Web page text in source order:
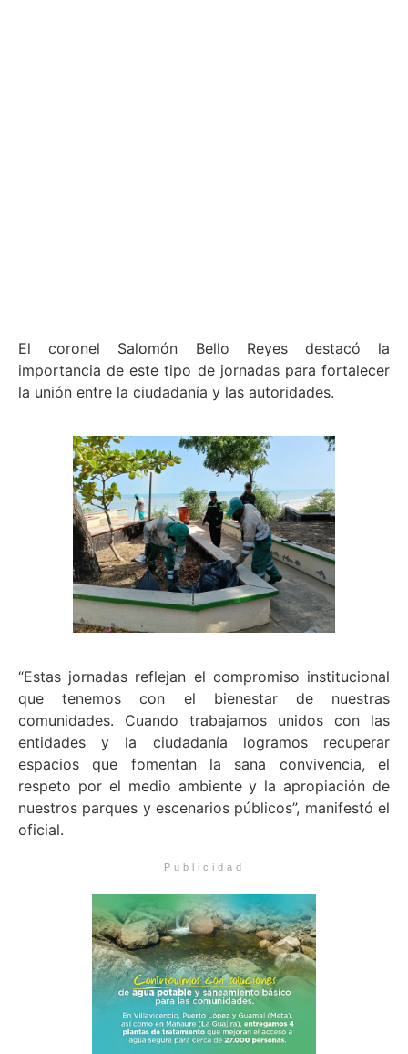
El coronel Salomón Bello Reyes destacó la
importancia de este tipo de jornadas para fortalecer
la unión entre la ciudadanía y las autoridades.
“Estas jornadas reflejan el compromiso institucional
que tenemos con el bienestar de nuestras
comunidades. Cuando trabajamos unidos con las
entidades y la ciudadanía logramos recuperar
espacios que fomentan la sana convivencia, el
respeto por el medio ambiente y la apropiación de
nuestros parques y escenarios públicos”, manifestó el
oficial.
Publicidad